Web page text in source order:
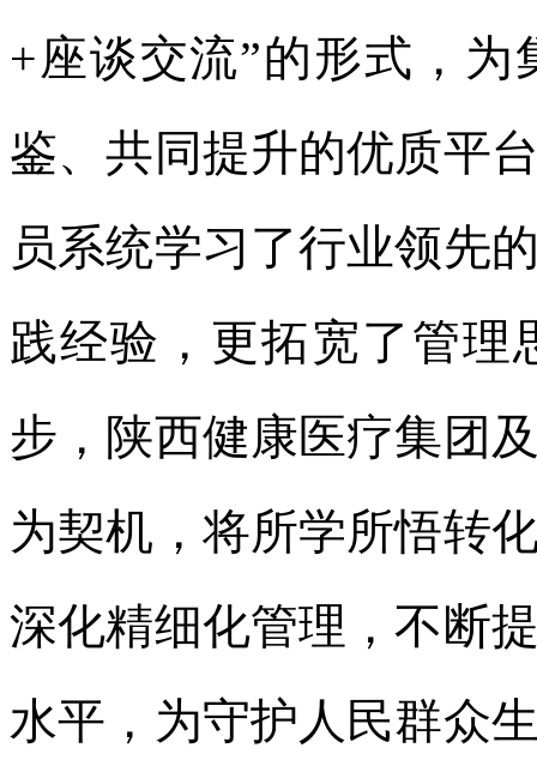
+座谈交流”的形式，
鉴、共同提升的优质平
员系统学习了行业领先
践经验，更拓宽了管理
步，陕西健康医疗集团
为契机，将所学所悟转
深化精细化管理，不断
水平，为守护人民群众